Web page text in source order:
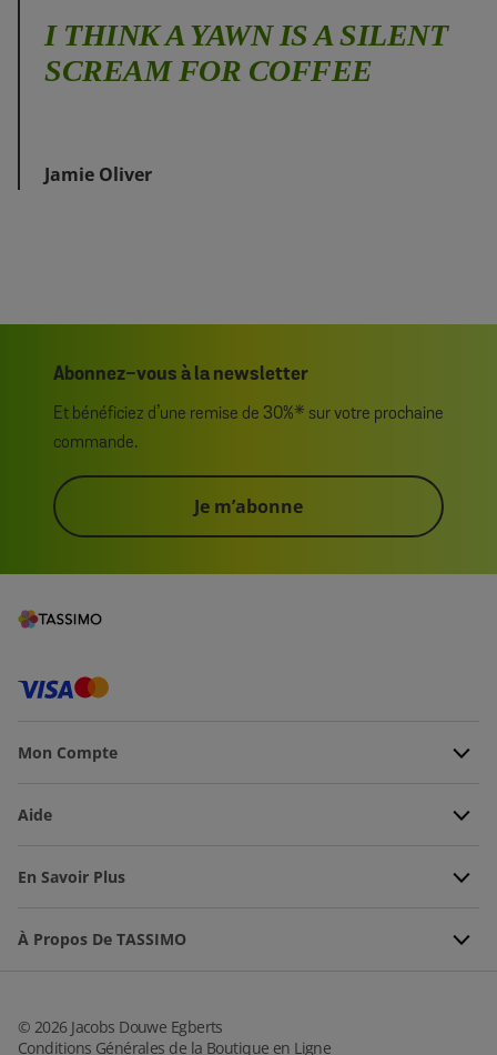
I THINK A YAWN IS A SILENT
SCREAM FOR COFFEE
Jamie Oliver
Abonnez-vous à la newsletter
Et bénéficiez d’une remise de 30%* sur votre prochaine
commande.
Je m’abonne
Mon Compte
Aide
En Savoir Plus
À Propos De TASSIMO
© 2026Jacobs Douwe Egberts
Conditions Générales de la Boutique en Ligne